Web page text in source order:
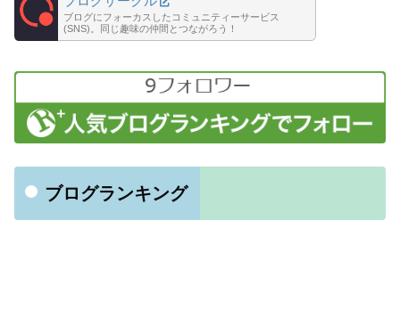
ブログにフォーカスしたコミュニティーサービス
(SNS)。同じ趣味の仲間とつながろう！
ブログランキング